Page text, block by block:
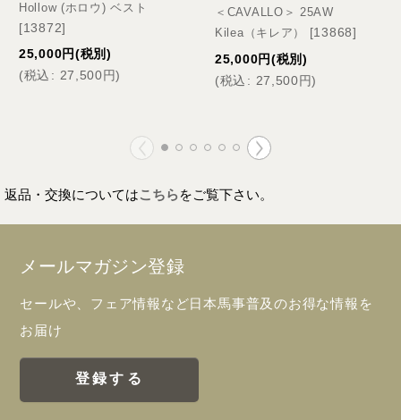
Hollow (ホロウ) ベスト
[13872]
25,000円(税別)
(税込 : 27,500円)
＜CAVALLO＞ 25AW
Kilea（キレア）
[13868]
25,000円(税別)
(税込 : 27,500円)
返品・交換についてはこちらをご覧下さい。
メールマガジン登録
セールや、フェア情報など日本馬事普及のお得な情報を
お届け
登録する